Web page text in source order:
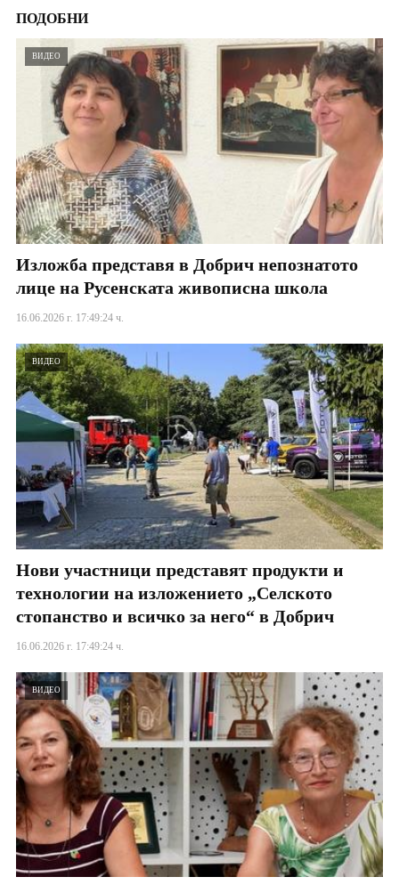
ПОДОБНИ
ВИДЕО
Изложба представя в Добрич непознатото
лице на Русенската живописна школа
16.06.2026 г. 17:49:24 ч.
ВИДЕО
Нови участници представят продукти и
технологии на изложението „Селското
стопанство и всичко за него“ в Добрич
16.06.2026 г. 17:49:24 ч.
ВИДЕО